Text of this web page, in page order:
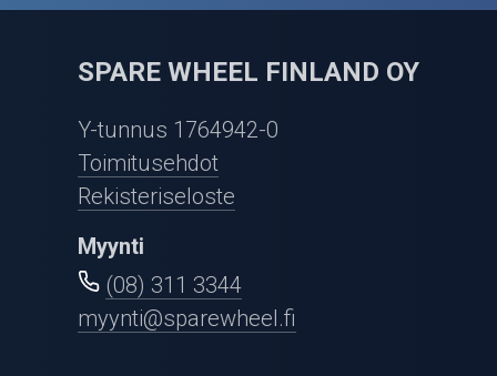
SPARE WHEEL FINLAND OY
Y-tunnus 1764942-0
Toimitusehdot
Rekisteriseloste
Myynti
(08) 311 3344
myynti@sparewheel.fi